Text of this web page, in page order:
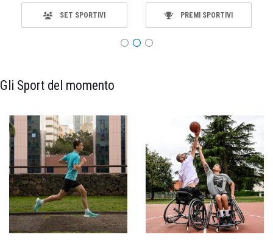
SET SPORTIVI PREMI SPORTIVI
Gli Sport del momento